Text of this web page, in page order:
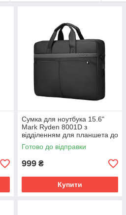
Сумка для ноутбука 15.6"
Mark Ryden 8001D з
відділенням для планшета до
9.7" та захистом від вологи
(Чорний)
Готово до відправки
999 ₴
Купити